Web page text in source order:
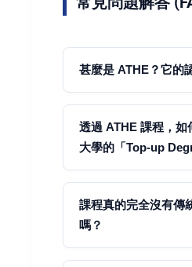
甚麼是 ATHE？它的
透過 ATHE 課程，如
大學的「Top-up
課程真的完全沒有傳
嗎？